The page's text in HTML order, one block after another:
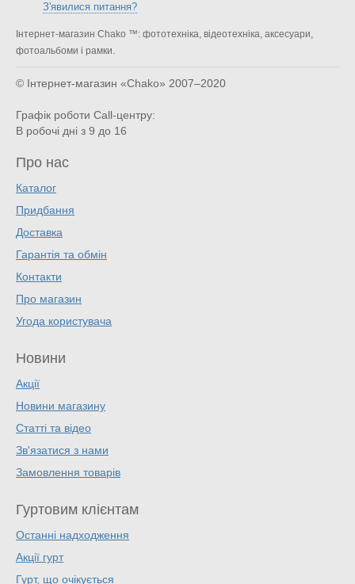
З'явилися питання?
Інтернет-магазин Chako ™: фототехніка, відеотехніка, аксесуари,
фотоальбоми і рамки.
© Інтернет-магазин «Chako» 2007–2020
Графік роботи Call-центру:
В робочі дні з 9 до 16
Про нас
Каталог
Придбання
Доставка
Гарантія та обмін
Контакти
Про магазин
Угода користувача
Новини
Акції
Новини магазину
Статті та відео
Зв'язатися з нами
Замовлення товарів
Гуртовим клієнтам
Останні надходження
Акції гурт
Гурт, що очікується